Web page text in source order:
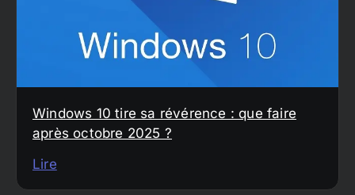
Windows 10 tire sa révérence : que faire
après octobre 2025 ?
Lire